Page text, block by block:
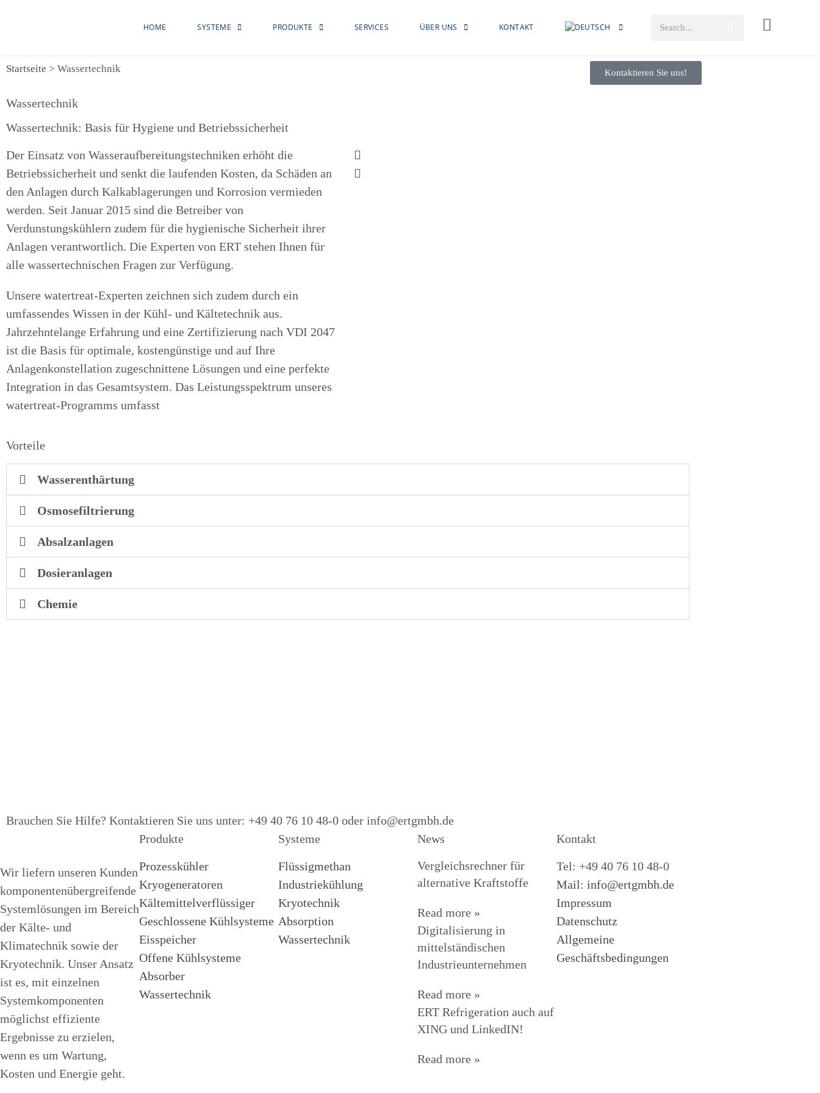
HOME SYSTEME PRODUKTE SERVICES ÜBER UNS KONTAKT
Startseite > Wassertechnik Kontaktieren Sie uns!
Wassertechnik
Wassertechnik: Basis für Hygiene und Betriebssicherheit
Der Einsatz von Wasseraufbereitungstechniken erhöht die
Betriebssicherheit und senkt die laufenden Kosten, da Schäden an
den Anlagen durch Kalkablagerungen und Korrosion vermieden
werden. Seit Januar 2015 sind die Betreiber von
Verdunstungskühlern zudem für die hygienische Sicherheit ihrer
Anlagen verantwortlich. Die Experten von ERT stehen Ihnen für
alle wassertechnischen Fragen zur Verfügung.
Unsere watertreat-Experten zeichnen sich zudem durch ein
umfassendes Wissen in der Kühl- und Kältetechnik aus.
Jahrzehntelange Erfahrung und eine Zertifizierung nach VDI 2047
ist die Basis für optimale, kostengünstige und auf Ihre
Anlagenkonstellation zugeschnittene Lösungen und eine perfekte
Integration in das Gesamtsystem. Das Leistungsspektrum unseres
watertreat-Programms umfasst
Vorteile
Wasserenthärtung
Osmosefiltrierung
Absalzanlagen
Dosieranlagen
Chemie
Brauchen Sie Hilfe? Kontaktieren Sie uns unter: +49 40 76 10 48-0 oder info@ertgmbh.de
Wir liefern unseren Kunden
komponentenübergreifende
Systemlösungen im Bereich
der Kälte- und
Klimatechnik sowie der
Kryotechnik. Unser Ansatz
ist es, mit einzelnen
Systemkomponenten
möglichst effiziente
Ergebnisse zu erzielen,
wenn es um Wartung,
Kosten und Energie geht.
Produkte
Prozesskühler
Kryogeneratoren
Kältemittelverflüssiger
Geschlossene Kühlsysteme
Eisspeicher
Offene Kühlsysteme
Absorber
Wassertechnik
Systeme
Flüssigmethan
Industriekühlung
Kryotechnik
Absorption
Wassertechnik
News
Vergleichsrechner für
alternative Kraftstoffe
Read more »
Digitalisierung in
mittelständischen
Industrieunternehmen
Read more »
ERT Refrigeration auch auf
XING und LinkedIN!
Read more »
Kontakt
Tel: +49 40 76 10 48-0
Mail: info@ertgmbh.de
Impressum
Datenschutz
Allgemeine
Geschäftsbedingungen